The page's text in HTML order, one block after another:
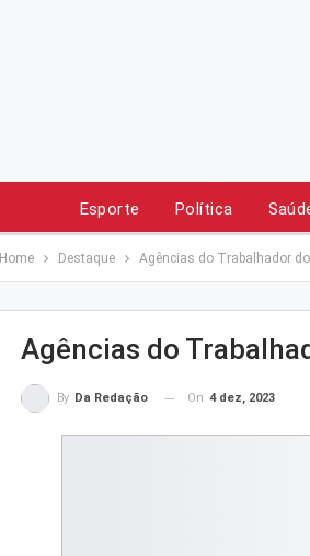
Esporte Política
Home Destaque Agências do Trabalhador
Agências do
By Da Redação On 4 dez, 2023